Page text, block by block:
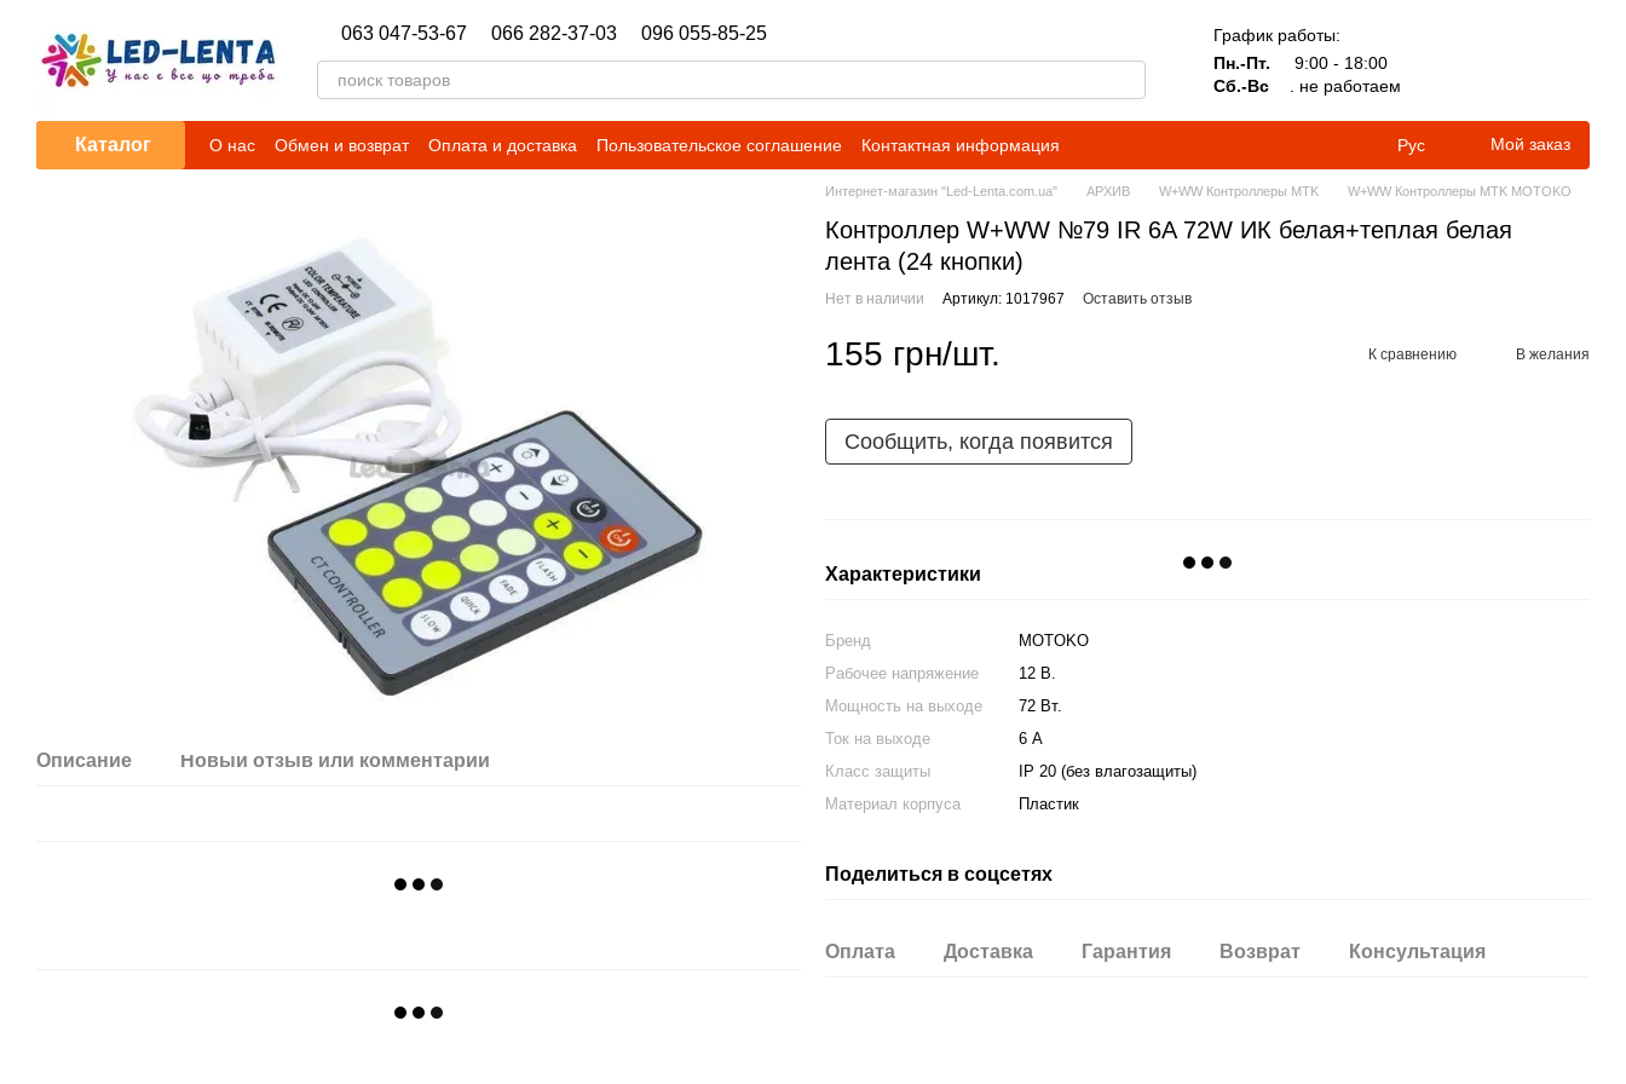
063 047-53-67 066 282-37-03 096 055-85-25
График работы:
Пн.-Пт.
9:00 - 18:00
Сб.-Вс
. не работаем
Каталог О нас Обмен и возврат Оплата и доставка Пользовательское соглашение
Контактная информация
Гарантийные обязательства
Новости
Рус Мой заказ
Описание Новый отзыв или комментарий
Интернет-магазин "Led-Lenta.com.ua" АРХИВ W+WW Контроллеры MTK W+WW Контроллеры MTK MOTOKO
Контроллер W+WW №79 IR 6A 72W ИК белая+теплая белая
лента (24 кнопки)
Нет в наличии Артикул: 1017967 Оставить отзыв
155 грн/шт. К сравнению В желания
Сообщить, когда появится
Характеристики
Бренд
MOTOKO
Рабочее напряжение
12 В.
Мощность на выходе
72 Вт.
Ток на выходе
6 А
Класс защиты
IP 20 (без влагозащиты)
Материал корпуса
Пластик
Поделиться в соцсетях
Оплата Доставка Гарантия Возврат Консультация